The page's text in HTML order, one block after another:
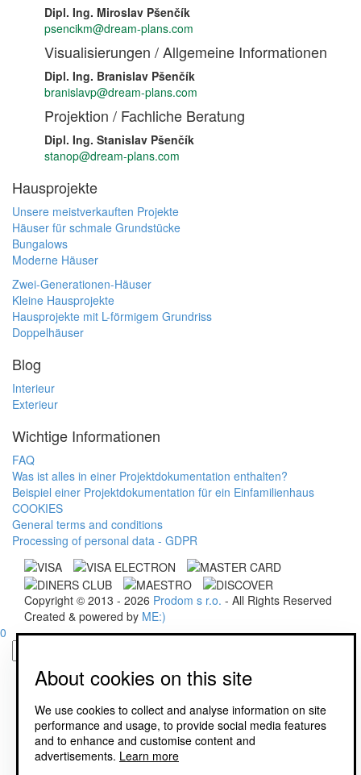
Dipl. Ing. Miroslav Pšenčík
psencikm@dream-plans.com
Visualisierungen / Allgemeine Informationen
Dipl. Ing. Branislav Pšenčík
branislavp@dream-plans.com
Projektion / Fachliche Beratung
Dipl. Ing. Stanislav Pšenčík
stanop@dream-plans.com
Hausprojekte
Unsere meistverkauften Projekte
Häuser für schmale Grundstücke
Bungalows
Moderne Häuser
Zwei-Generationen-Häuser
Kleine Hausprojekte
Hausprojekte mit L-förmigem Grundriss
Doppelhäuser
Blog
Interieur
Exterieur
Wichtige Informationen
FAQ
Was ist alles in einer Projektdokumentation enthalten?
Beispiel einer Projektdokumentation für ein Einfamilienhaus
COOKIES
General terms and conditions
Processing of personal data - GDPR
Copyright © 2013 - 2026 Prodom s r.o. - All Rights Reserved
Created & powered by ME:)
0
About cookies on this site
We use cookies to collect and analyse information on site
performance and usage, to provide social media features
and to enhance and customise content and
advertisements. Learn more